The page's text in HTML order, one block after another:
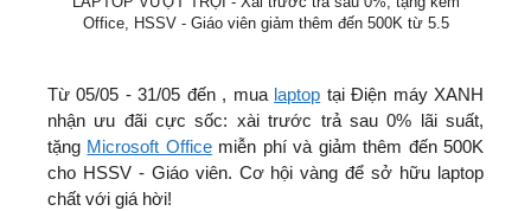
Office, HSSV - Giáo viên giảm thêm đến 500K từ 5.5
Từ 05/05 - 31/05 đến , mua laptop tại Điện máy XANH
nhận ưu đãi cực sốc: xài trước trả sau 0% lãi suất,
tặng Microsoft Officemiễn phí và giảm thêm đến 500K
cho HSSV - Giáo viên. Cơ hội vàng để sở hữu laptop
chất với giá hời!